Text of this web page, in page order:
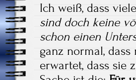
Ich weiß, dass
sind doch keine
schon einen
ganz normal,
erwartet, dass sie